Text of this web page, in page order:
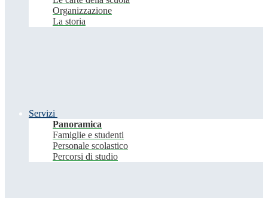
Organizzazione
La storia
Servizi
Panoramica
Famiglie e studenti
Personale scolastico
Percorsi di studio